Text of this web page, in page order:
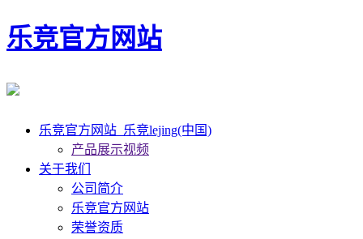
乐竞官方网站
乐竞官方网站_乐竞lejing(中国)
产品展示视频
关于我们
公司简介
乐竞官方网站
荣誉资质